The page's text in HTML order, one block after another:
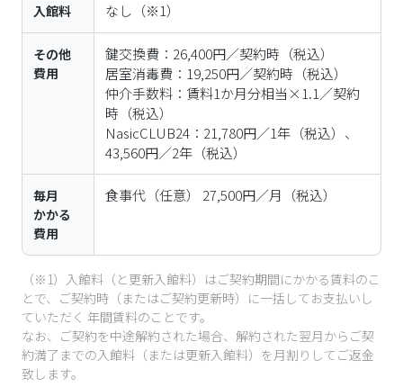
入館料 なし （※1）
その他
費用
鍵交換費：26,400円／契約時（税込）
居室消毒費：19,250円／契約時（税込）
仲介手数料：賃料1か月分相当×1.1／契約
時（税込）
NasicCLUB24：21,780円／1年（税込）、
毎月
かかる
費用
食事代（任意） 27,500円／月（税込）
（※1）入館料（と更新入館料）はご契約期間にかかる賃料のこ
とで、ご契約時（またはご契約更新時）に一括してお支払いし
ていただく 年間賃料のことです。
なお、ご契約を中途解約された場合、解約された翌月からご契
約満了までの入館料（または更新入館料）を月割りしてご返金
致します。